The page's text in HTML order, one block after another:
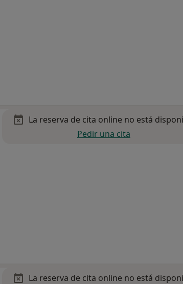
La reserva de cita online no está
Pedir una cita
La reserva de cita online no está